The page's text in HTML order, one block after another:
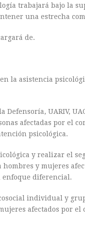
trabajará bajo la
una estrecha
de.
la asistencia
Defensoría, UARIV,
afectadas por el
psicológica.
y realizar el
y mujeres
diferencial.
individual y
afectados por el